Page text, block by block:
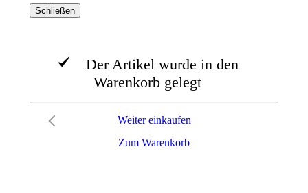
Schließen
Der Artikel wurde in den
Warenkorb gelegt
Zum Warenkorb
Weiter einkaufen